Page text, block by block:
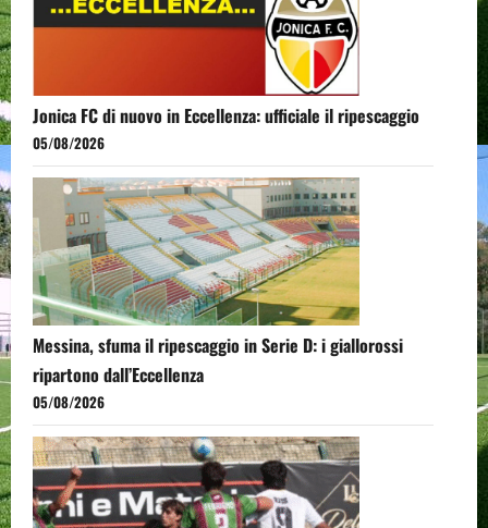
Jonica FC di nuovo in Eccellenza: ufficiale il ripescaggio
05/08/2026
Messina, sfuma il ripescaggio in Serie D: i giallorossi
ripartono dall’Eccellenza
05/08/2026